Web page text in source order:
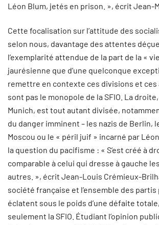
Léon Blum, jetés en prison. », écrit Jean-
Cette focalisation sur l’attitude des
selon nous, davantage des attentes
l’exemplarité attendue de la part de la «
jaurésienne que d’une quelconque
remettre en contexte ces divisions et
sont pas le monopole de la SFIO. La
Munich, est tout autant divisée,
du danger imminent – les nazis de Berlin,
Moscou ou le « péril juif » incarné par
la question du pacifisme : « S’est créé à
comparable à celui qui dresse à gauche
autres. », écrit Jean-Louis Crémieux-
société française et l’ensemble des
éclatent sous le poids d’une défaite
seulement la SFIO. Étudiant l’opinion